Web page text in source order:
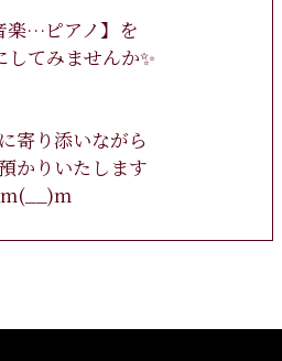
楽…ピアノ】を
してみませんか✨
寄り添いながら
かりいたします
m(__)m